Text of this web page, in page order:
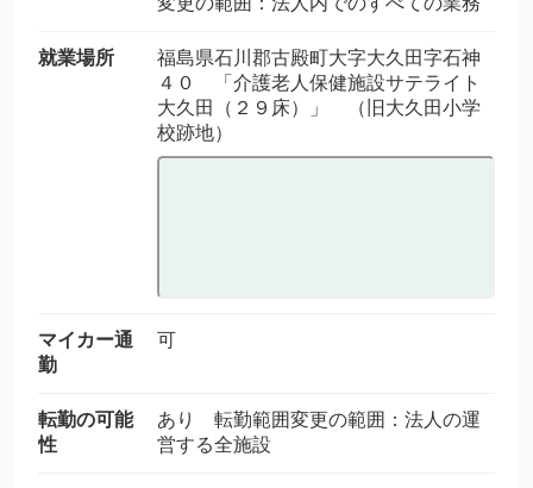
就業場所
福島県石川郡古殿町大字大久田字石神
４０ 「介護老人保健施設サテライト
大久田（２９床）」 （旧大久田小学
校跡地）
マイカー通
勤
可
転勤の可能
性
あり 転勤範囲変更の範囲：法人の運
営する全施設